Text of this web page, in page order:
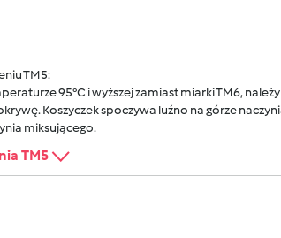
TM5:
95°C i wyższej zamiast miarki TM6,
Koszyczek spoczywa luźno na górze
miksującego.
TM5